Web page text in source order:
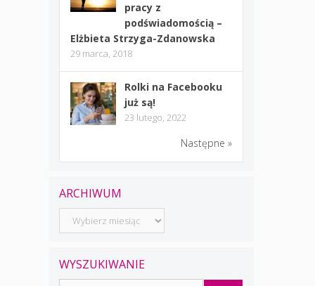
pracy z
podświadomością –
Elżbieta Strzyga-Zdanowska
29 marca, 2018
Rolki na Facebooku
już są!
23 lutego, 2022
Następne »
ARCHIWUM
Archiwum
WYSZUKIWANIE